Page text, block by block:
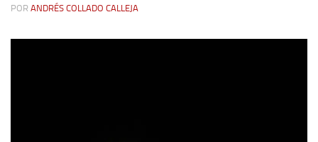
POR ANDRÉS COLLADO CALLEJA